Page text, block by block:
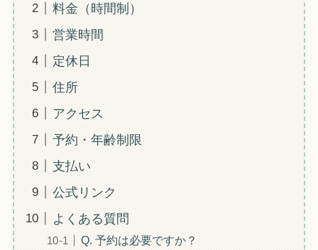
料金（時間制）
営業時間
定休日
住所
アクセス
予約・年齢制限
支払い
公式リンク
よくある質問
Q. 予約は必要ですか？